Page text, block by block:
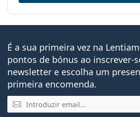
É a sua primeira vez na
pontos de bónus ao inscrever-
newsletter e escolha um
primeira encomenda.
Email